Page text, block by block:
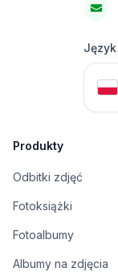
Język
Produkty
Odbitki zdjęć
Fotoksiążki
Fotoalbumy
Albumy na zdjęcia